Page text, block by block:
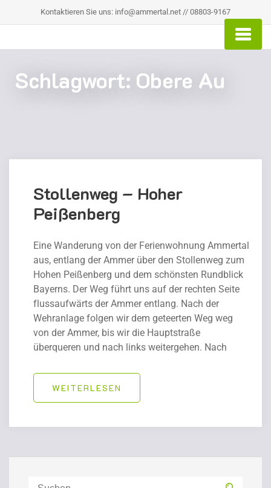
Kontaktieren Sie uns: info@ammertal.net // 08803-9167
Schlagwort: Obere Au
Stollenweg – Hoher
Peißenberg
Eine Wanderung von der Ferienwohnung Ammertal
aus, entlang der Ammer über den Stollenweg zum
Hohen Peißenberg und dem schönsten Rundblick
Bayerns. Der Weg führt uns auf der rechten Seite
flussaufwärts der Ammer entlang. Nach der
Wehranlage folgen wir dem geteerten Weg weg
von der Ammer, bis wir die Hauptstraße
überqueren und nach links weitergehen. Nach
WEITERLESEN